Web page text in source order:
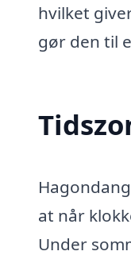
hvilket
gør den til
at når
Under